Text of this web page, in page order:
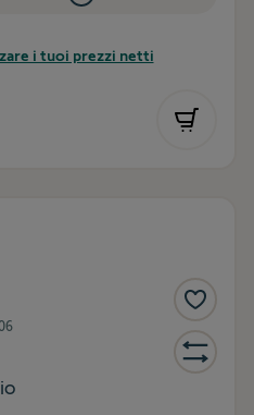
i tuoi prezzi netti